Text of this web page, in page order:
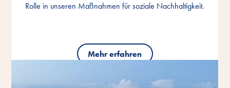
Rolle in unseren Maßnahmen für soziale Nachhaltigkeit.
Mehr erfahren
Rolle in unseren Maßnahmen für soziale Nachhaltigkeit.
Mehr erfahren
Rolle in unseren Maßnahmen für soziale Nachhaltigkeit.
Mehr erfahren